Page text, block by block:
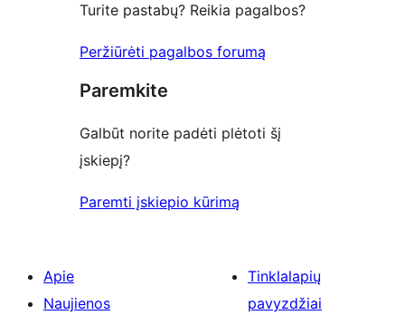
Turite pastabų? Reikia pagalbos?
Peržiūrėti pagalbos forumą
Paremkite
Galbūt norite padėti plėtoti šį
įskiepį?
Paremti įskiepio kūrimą
Apie
Naujienos
Tinklalapių
pavyzdžiai